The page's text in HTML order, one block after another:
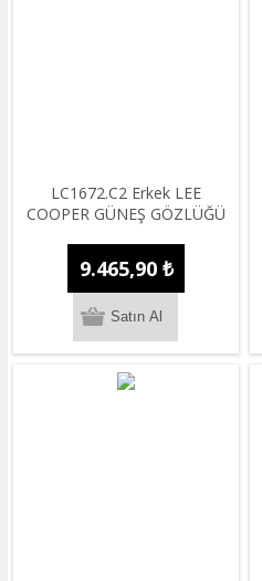
LC1672.C2 Erkek LEE
COOPER GÜNEŞ GÖZLÜĞÜ
9.465,90 ₺